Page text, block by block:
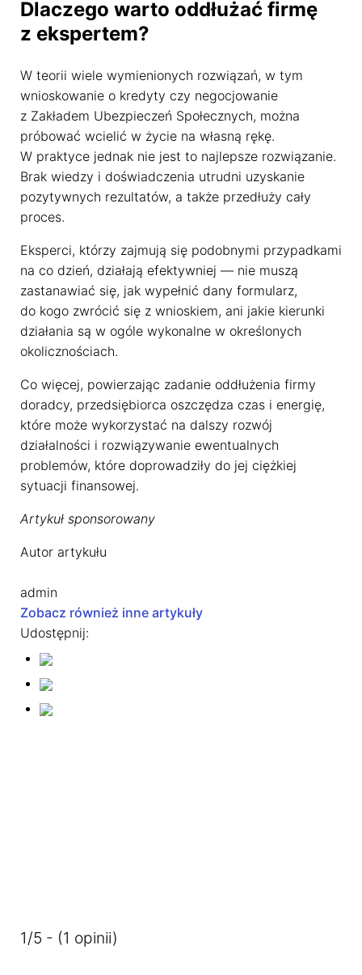
Dlaczego warto oddłużać firmę
z ekspertem?
W teorii wiele wymienionych rozwiązań, w tym
wnioskowanie o kredyty czy negocjowanie
z Zakładem Ubezpieczeń Społecznych, można
próbować wcielić w życie na własną rękę.
W praktyce jednak nie jest to najlepsze rozwiązanie.
Brak wiedzy i doświadczenia utrudni uzyskanie
pozytywnych rezultatów, a także przedłuży cały
proces.
Eksperci, którzy zajmują się podobnymi przypadkami
na co dzień, działają efektywniej — nie muszą
zastanawiać się, jak wypełnić dany formularz,
do kogo zwrócić się z wnioskiem, ani jakie kierunki
działania są w ogóle wykonalne w określonych
okolicznościach.
Co więcej, powierzając zadanie oddłużenia firmy
doradcy, przedsiębiorca oszczędza czas i energię,
które może wykorzystać na dalszy rozwój
działalności i rozwiązywanie ewentualnych
problemów, które doprowadziły do jej ciężkiej
sytuacji finansowej.
Artykuł sponsorowany
Autor artykułu
admin
Zobacz również inne artykuły
Udostępnij:
1/5 - (1 opinii)
Dostosujemy się do Ciebie
Używamy ciasteczek, dzięki którym nasza strona jest dla
Ciebie bardziej przyjazna i działa niezawodnie. Pozwalają
one również dopasować treści i reklamy do Twoich
zainteresowań.
Jeśli się nie zgodzisz, reklamy nadal będą się wyświetlać,
ale nie będą dopasowane do Ciebie
Ustawienia ciasteczek
Poniżej możesz sprawdzić, jakie dane zbieramy w
ciasteczkach i po co je zbieramy.
Nie na wszystkie musisz się zgodzić.
Oświadczenie o prywatności